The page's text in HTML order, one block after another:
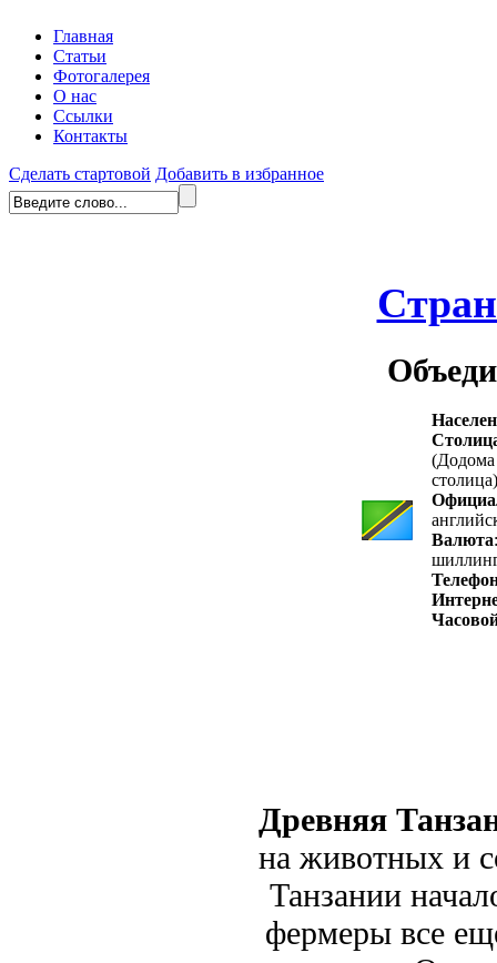
Главная
Статьи
Фотогалерея
О нас
Ссылки
Контакты
Сделать стартовой Добавить в избранное
(Додома
столица)
Валюта
Древняя
на животных и
Танзании
фермеры все